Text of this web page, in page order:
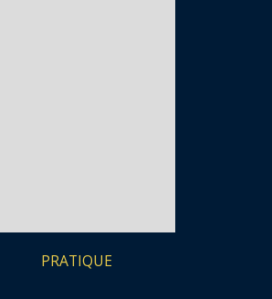
PRATIQUE